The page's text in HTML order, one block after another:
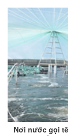
Nơi nước gọi